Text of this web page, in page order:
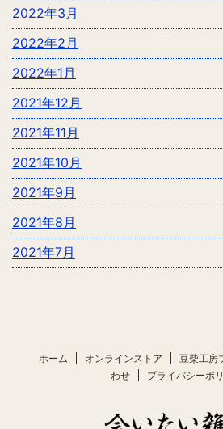
2022年3月
2022年2月
2022年1月
2021年12月
2021年11月
2021年10月
2021年9月
2021年8月
2021年7月
ホーム オンラインストア 豆柴工房
わせ
プライバシーポ